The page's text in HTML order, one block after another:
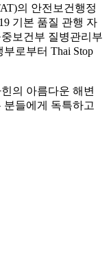
의 안전보건행정
기본 품질 관행 자
보건부 질병관리부
로부터 Thai Stop
의 아름다운 해변
분들에게 독특하고